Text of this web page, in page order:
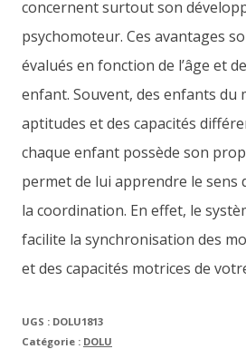
concernent surtout son
psychomoteur. Ces avantages
évalués en fonction de l’âge et
enfant. Souvent, des enfants du
aptitudes et des capacités
chaque enfant possède son
permet de lui apprendre le sens
la coordination. En effet, le
facilite la synchronisation des
et des capacités motrices de
UGS : DOLU1813
Catégorie : DOLU